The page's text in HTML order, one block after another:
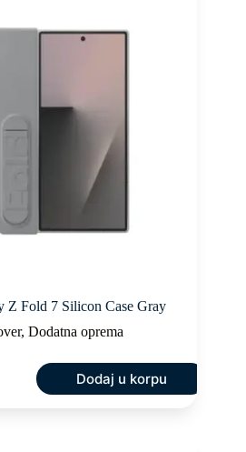
Z Fold 7 Silicon Case Gray
, Dodatna oprema
Dodaj u korpu